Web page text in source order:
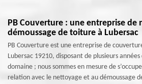
PB Couverture : une entreprise de
démoussage de toiture à Lubersac
PB Couverture est une entreprise de
Lubersac 19210, disposant de plusieurs années
domaine ; nous sommes en mesure de
relation avec le nettoyage et au démoussage